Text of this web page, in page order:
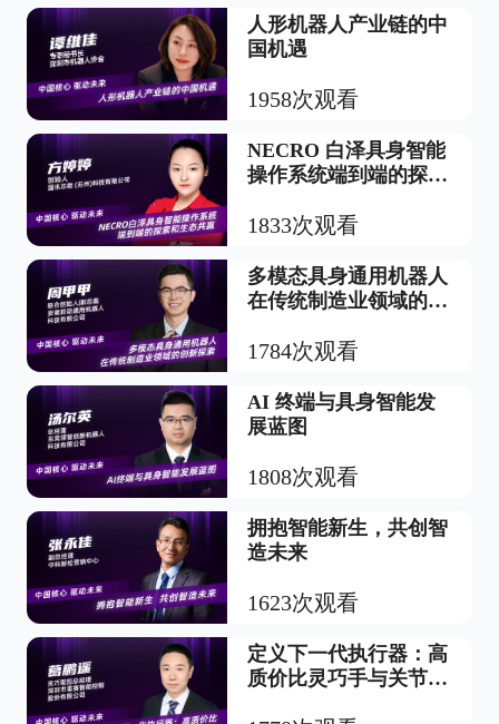
人形机器人产业链的中
国机遇
1958次观看
NECRO 白泽具身智能
操作系统端到端的探索
1833次观看
多模态具身通用机器人
在传统制造业领域的创
1784次观看
AI 终端与具身智能发
展蓝图
1808次观看
拥抱智能新生，共创智
造未来
1623次观看
定义下一代执行器：高
质价比灵巧手与关节模